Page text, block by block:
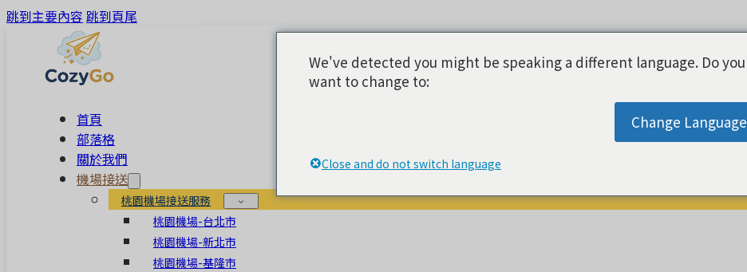
跳到主要內容 跳到頁尾
首頁
部落格
關於我們
機場接送
桃園機場接送服務
桃園機場-台北市
桃園機場-新北市
桃園機場-基隆市
We've detected you might be speaking a different language. Do you
want to change to:
Change Language
Close and do not switch language